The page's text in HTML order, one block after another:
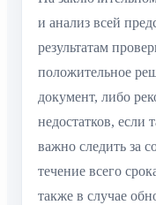
и анализ всей
результатам
положительное
документ, либо
недостатков, если
важно следить за
течение всего
также в случае